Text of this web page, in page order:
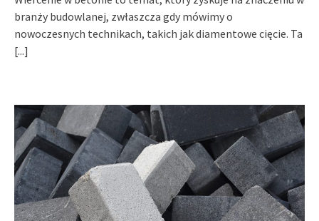
branży budowlanej, zwłaszcza gdy mówimy o
nowoczesnych technikach, takich jak diamentowe cięcie. Ta
[...]